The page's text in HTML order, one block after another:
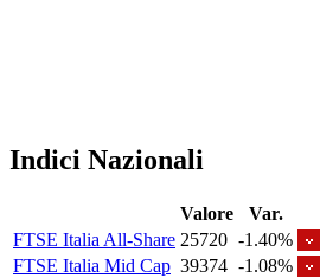
Indici Nazionali
Valore
Var.
FTSE Italia All-Share 25720 -1.40%
FTSE Italia Mid Cap 39374 -1.08%